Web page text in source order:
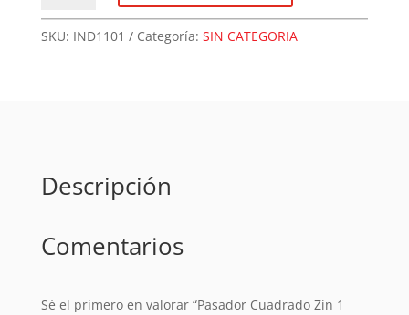
1
SKU: IND1101 Categoría: SIN CATEGORIA
Descripción
Comentarios
Sé el primero en valorar “Pasador Cuadrado Zin 1